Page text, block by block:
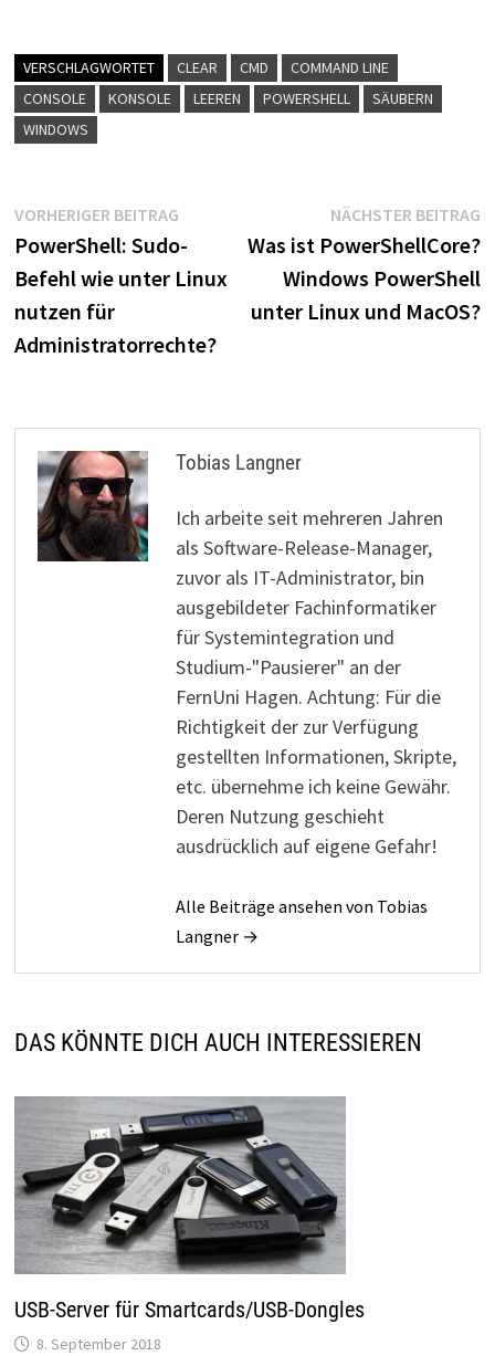
VERSCHLAGWORTET CLEAR CMD
COMMAND LINE
CONSOLE
KONSOLE LEEREN POWERSHELL
SÄUBERN
WINDOWS
Beitragsnavigation
VORHERIGER BEITRAGVorheriger
Beitrag:
PowerShell: Sudo-
Befehl wie unter Linux
nutzen für
Administratorrechte?
NÄCHSTER BEITRAG
Was ist PowerShellCore?
Windows PowerShell
unter Linux und MacOS?
Tobias Langner
Ich arbeite seit mehreren Jahren
als Software-Release-Manager,
zuvor als IT-Administrator, bin
ausgebildeter Fachinformatiker
für Systemintegration und
Studium-"Pausierer" an der
FernUni Hagen. Achtung: Für die
Richtigkeit der zur Verfügung
gestellten Informationen, Skripte,
etc. übernehme ich keine Gewähr.
Deren Nutzung geschieht
ausdrücklich auf eigene Gefahr!
Alle Beiträge ansehen von Tobias
Langner →
DAS KÖNNTE DICH AUCH INTERESSIEREN
USB-Server für Smartcards/USB-Dongles
8. September 2018